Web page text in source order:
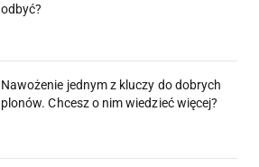
odbyć?
Nawożenie jednym z kluczy do dobrych
plonów. Chcesz o nim wiedzieć więcej?